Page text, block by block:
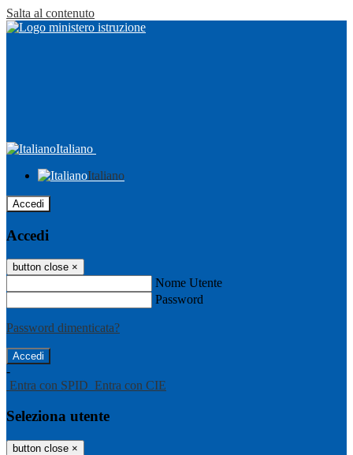
Salta al contenuto
Italiano
Italiano
Accedi
Accedi
button close ×
Nome Utente
Password
Password dimenticata?
-
Entra con SPID Entra con CIE
Seleziona utente
button close ×